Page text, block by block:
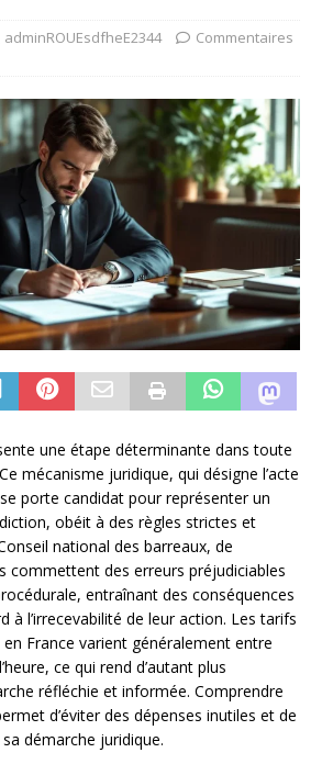
adminROUEsdfheE2344
Commentaires
une étape déterminante dans toute
mécanisme juridique, qui désigne l’acte
porte candidat pour représenter un
obéit à des règles strictes et
national des barreaux, de
commettent des erreurs préjudiciables
entraînant des conséquences
à l’irrecevabilité de leur action. Les tarifs
France varient généralement entre
ce qui rend d’autant plus
réfléchie et informée. Comprendre
d’éviter des dépenses inutiles et de
démarche juridique.